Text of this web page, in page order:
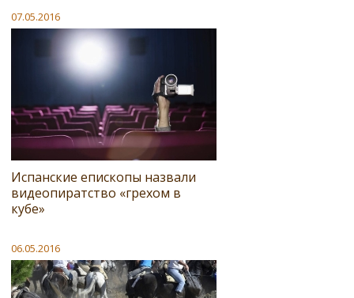
07.05.2016
Испанские епископы назвали
видеопиратство «грехом в
кубе»
06.05.2016